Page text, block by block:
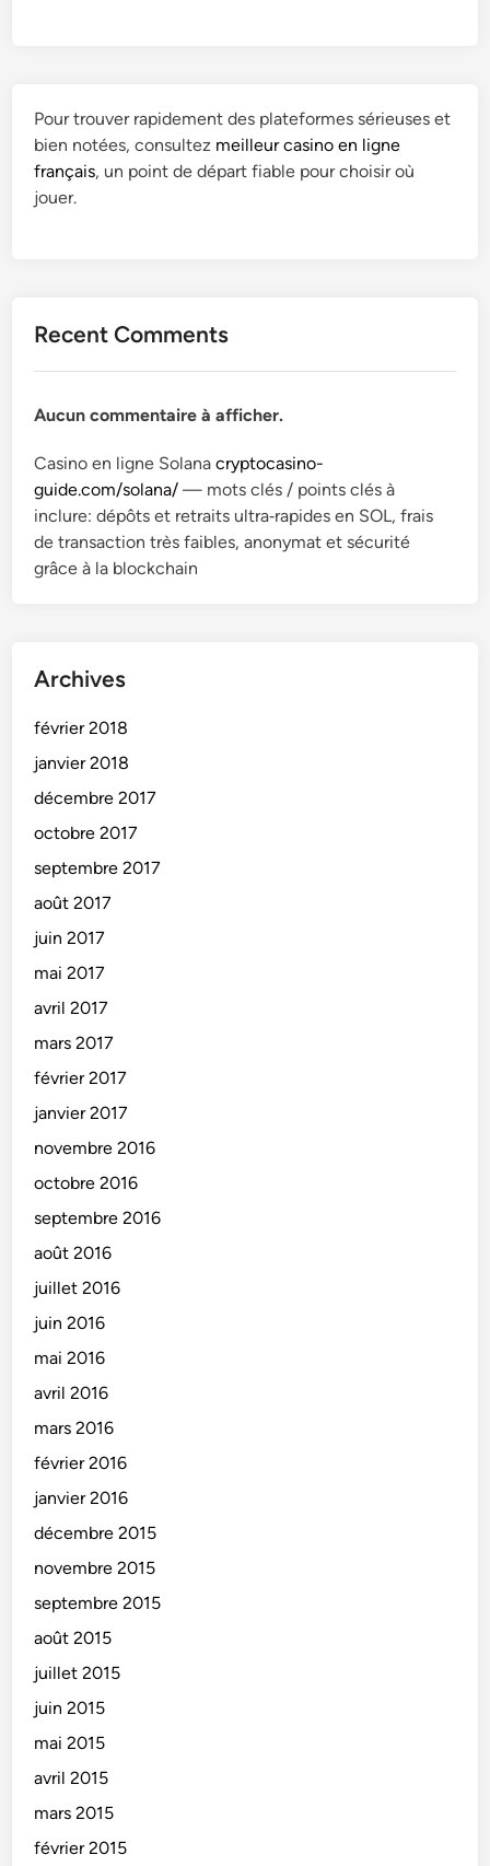
Pour trouver rapidement des plateformes sérieuses et
bien notées, consultez meilleur casino en ligne
français, un point de départ fiable pour choisir où
jouer.
Recent Comments
Aucun commentaire à afficher.
Casino en ligne Solanacryptocasino-
guide.com/solana/ — mots clés / points clés à
inclure: dépôts et retraits ultra‑rapides en SOL, frais
de transaction très faibles, anonymat et sécurité
grâce à la blockchain
Archives
février 2018
janvier 2018
décembre 2017
octobre 2017
septembre 2017
août 2017
juin 2017
mai 2017
avril 2017
mars 2017
février 2017
janvier 2017
novembre 2016
octobre 2016
septembre 2016
août 2016
juillet 2016
juin 2016
mai 2016
avril 2016
mars 2016
février 2016
janvier 2016
décembre 2015
novembre 2015
septembre 2015
août 2015
juillet 2015
juin 2015
mai 2015
avril 2015
mars 2015
février 2015